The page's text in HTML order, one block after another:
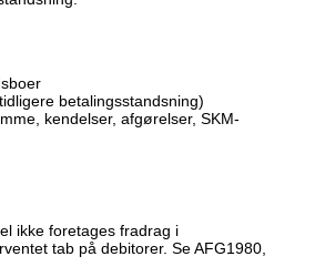
betalingsstandsning)
kendelser, afgørelser, SKM-
ikke foretages fradrag i
tab på debitorer. Se AFG1980,